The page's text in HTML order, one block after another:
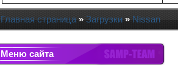
Главная страница»Загрузки»Nissan
Меню сайта